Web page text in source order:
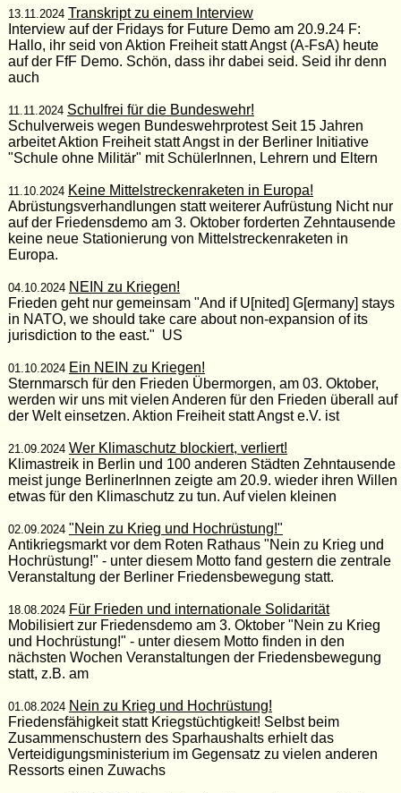
13.11.2024 Transkript zu einem Interview
Interview auf der Fridays for Future Demo am 20.9.24 F:
Hallo, ihr seid von Aktion Freiheit statt Angst (A-FsA) heute
auf der FfF Demo. Schön, dass ihr dabei seid. Seid ihr denn
auch
11.11.2024 Schulfrei für die Bundeswehr!
Schulverweis wegen Bundeswehrprotest Seit 15 Jahren
arbeitet Aktion Freiheit statt Angst in der Berliner Initiative
"Schule ohne Militär" mit SchülerInnen, Lehrern und Eltern
11.10.2024 Keine Mittelstreckenraketen in Europa!
Abrüstungsverhandlungen statt weiterer Aufrüstung Nicht nur
auf der Friedensdemo am 3. Oktober forderten Zehntausende
keine neue Stationierung von Mittelstreckenraketen in
Europa.
04.10.2024 NEIN zu Kriegen!
Frieden geht nur gemeinsam "And if U[nited] G[ermany] stays
in NATO, we should take care about non-expansion of its
jurisdiction to the east." US
01.10.2024 Ein NEIN zu Kriegen!
Sternmarsch für den Frieden Übermorgen, am 03. Oktober,
werden wir uns mit vielen Anderen für den Frieden überall auf
der Welt einsetzen. Aktion Freiheit statt Angst e.V. ist
21.09.2024 Wer Klimaschutz blockiert, verliert!
Klimastreik in Berlin und 100 anderen Städten Zehntausende
meist junge BerlinerInnen zeigte am 20.9. wieder ihren Willen
etwas für den Klimaschutz zu tun. Auf vielen kleinen
02.09.2024 "Nein zu Krieg und Hochrüstung!"
Antikriegsmarkt vor dem Roten Rathaus "Nein zu Krieg und
Hochrüstung!" - unter diesem Motto fand gestern die zentrale
Veranstaltung der Berliner Friedensbewegung statt.
18.08.2024 Für Frieden und internationale Solidarität
Mobilisiert zur Friedensdemo am 3. Oktober "Nein zu Krieg
und Hochrüstung!" - unter diesem Motto finden in den
nächsten Wochen Veranstaltungen der Friedensbewegung
statt, z.B. am
01.08.2024 Nein zu Krieg und Hochrüstung!
Friedensfähigkeit statt Kriegstüchtigkeit! Selbst beim
Zusammenschustern des Sparhaushalts erhielt das
Verteidigungsministerium im Gegensatz zu vielen anderen
Ressorts einen Zuwachs